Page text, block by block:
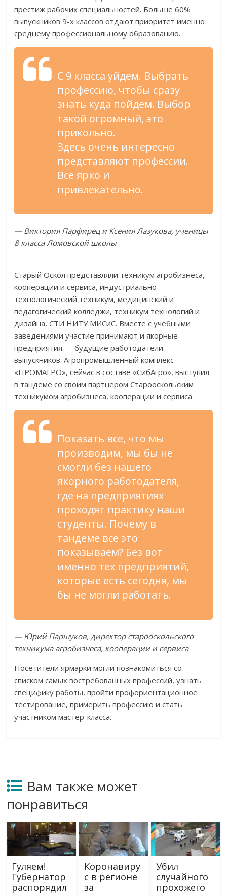
престиж рабочих специальностей. Больше 60%
выпускников 9-х классов отдают приоритет именно
среднему профессиональному образованию.
С 9 класса уйдем. Выбрать
профессию, чтобы сразу
знать куда пойдем. Выбор
такой огромный, это
прикольно.
Здесь очень интересно
представляют профессии.
Все ярко и
привлекательно.
— Виктория Парфирец и Ксения Лазукова, ученицы
8 класса Ломовской школы
Старый Оскол представляли техникум агробизнеса,
кооперации и сервиса, индустриально-
технологический техникум, медицинский и
педагогический колледжи, техникум технологий и
дизайна, СТИ НИТУ МИСиС. Вместе с учебными
заведениями участие принимают и якорные
предприятия — будущие работодатели
выпускников. Агропромышленный комплекс
«ПРОМАГРО», сейчас в составе «СибАгро», выступил
в тандеме со своим партнером Старооскольским
техникумом агробизнеса, кооперации и сервиса.
Показать все, что мы
производим, мы бы не
смогли без нашего
якорного работодателя,
где на предприятиях
проходят практику наши
студенты. Почему в
тандеме все это
показываем? Без вот
именно тех предприятий,
которые есть сегодня, мы
бы не могли работать.
— Юрий Паршуков, директор старооскольского
техникума агробизнеса, кооперации и сервиса
Посетители ярмарки могли познакомиться со
списком самых востребованных профессий, узнать
специфику работы, пройти профориентационное
тестирование, примерить профессию и стать
участником мастер-класса.
Вам также может
понравиться
Гуляем!
Губернатор
распорядил
Коронавиру
с в регионе
за
Убил
случайного
прохожего